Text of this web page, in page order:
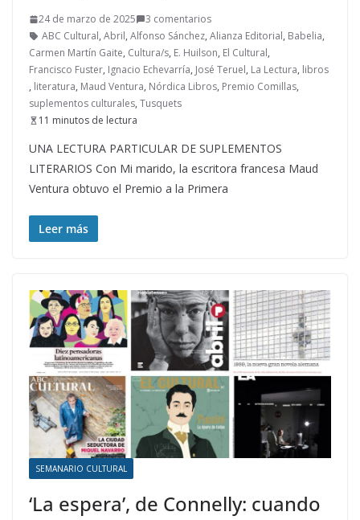
24 de marzo de 2025
3 comentarios
ABC Cultural, Abril, Alfonso Sánchez, Alianza Editorial, Babelia,
Carmen Martín Gaite, Cultura/s, E. Huilson, El Cultural,
Francisco Fuster, Ignacio Echevarría, José Teruel, La Lectura, libros
, literatura, Maud Ventura, Nórdica Libros, Premio Comillas,
suplementos culturales, Tusquets
11 minutos de lectura
UNA LECTURA PARTICULAR DE SUPLEMENTOS
LITERARIOS Con Mi marido, la escritora francesa Maud
Ventura obtuvo el Premio a la Primera
Leer más
SEMANARIO CULTURAL
‘La espera’, de Connelly: cuando